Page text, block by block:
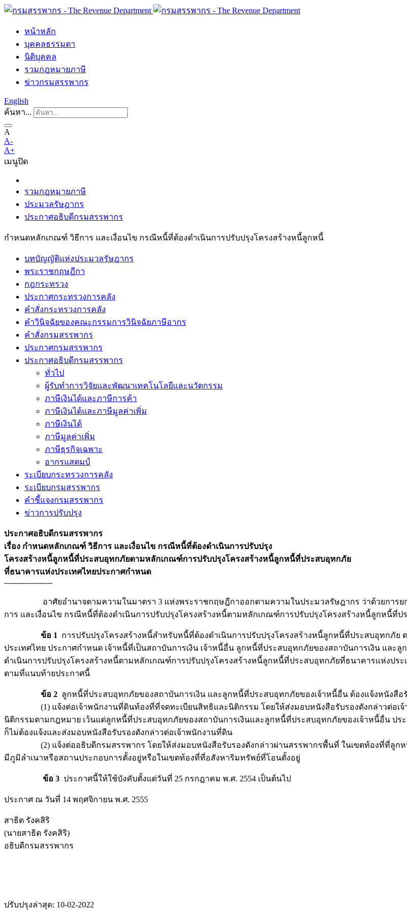
หน้าหลัก
บุคคลธรรมดา
นิติบุคคล
รวมกฎหมายภาษี
ข่าวกรมสรรพากร
English
ค้นหา...
A
A-
A+
เมนูปิด
รวมกฎหมายภาษี
ประมวลรัษฎากร
ประกาศอธิบดีกรมสรรพากร
กำหนดหลักเกณฑ์ วิธีการ และเงื่อนไข กรณีหนี้ที่ต้องดำเนินการปรับปรุงโครงสร้างหนี้ลูกหนี้
บทบัญญัติแห่งประมวลรัษฎากร
พระราชกฤษฎีกา
กฎกระทรวง
ประกาศกระทรวงการคลัง
คำสั่งกระทรวงการคลัง
คำวินิจฉัยของคณะกรรมการวินิจฉัยภาษีอากร
คำสั่งกรมสรรพากร
ประกาศกรมสรรพากร
ประกาศอธิบดีกรมสรรพากร
ทั่วไป
ผู้รับทำการวิจัยและพัฒนาเทคโนโลยีและนวัตกรรม
ภาษีเงินได้และภาษีการค้า
ภาษีเงินได้และภาษีมูลค่าเพิ่ม
ภาษีเงินได้
ภาษีมูลค่าเพิ่ม
ภาษีธุรกิจเฉพาะ
อากรแสตมป์
ระเบียบกระทรวงการคลัง
ระเบียบกรมสรรพากร
คำชี้แจงกรมสรรพากร
ข่าวการปรับปรุง
ประกาศอธิบดีกรมสรรพากร
เรื่อง กำหนดหลักเกณฑ์ วิธีการ และเงื่อนไข กรณีหนี้ที่ต้องดำเนินการปรับปรุง
โครงสร้างหนี้ลูกหนี้ที่ประสบอุทกภัยตามหลักเกณฑ์การปรับปรุงโครงสร้างหนี้ลูกหนี้ที่ประสบอุทกภัย
ที่ธนาคารแห่งประเทศไทยประกาศกำหนด
-------------------
อาศัยอำนาจตามความในมาตรา 3 แห่งพระราชกฤษฎีกาออกตามความในประมวลรัษฎากร ว่าด้วยการยกเ
การ และเงื่อนไข กรณีหนี้ที่ต้องดำเนินการปรับปรุงโครงสร้างหนี้ตามหลักเกณฑ์การปรับปรุงโครงสร้างหนี้ลูกหนี้ที่
ข้อ 1
การปรับปรุงโครงสร้างหนี้สำหรับหนี้ที่ต้องดำเนินการปรับปรุงโครงสร้างหนี้ลูกหนี้ที่ประสบอุทกภั
ประเทศไทย ประกาศกำหนด เจ้าหนี้ที่เป็นสถาบันการเงิน เจ้าหนี้อื่น ลูกหนี้ที่ประสบอุทกภัยของสถาบันการเงิน แล
ดำเนินการปรับปรุงโครงสร้างหนี้ตามหลักเกณฑ์การปรับปรุงโครงสร้างหนี้ลูกหนี้ที่ประสบอุทกภัยที่ธนาคารแห่งปร
ตามที่แนบท้ายประกาศนี้
ข้อ 2 ลูกหนี้ที่ประสบอุทกภัยของสถาบันการเงิน และลูกหนี้ที่ประสบอุทกภัยของเจ้าหนี้อื่น ต้องแจ้งหนังสือ
(1) แจ้งต่อเจ้าพนักงานที่ดินท้องที่ที่จดทะเบียนสิทธิและนิติกรรม โดยให้ส่งมอบหนังสือรับรองดังกล่าวต่อเจ้
นิติกรรมตามกฎหมาย เว้นแต่ลูกหนี้ที่ประสบอุทกภัยของสถาบันการเงินและลูกหนี้ที่ประสบอุทกภัยของเจ้าหนี้อื่น ป
ก็ไม่ต้องแจ้งและส่งมอบหนังสือรับรองดังกล่าวต่อเจ้าพนักงานที่ดิน
(2) แจ้งต่ออธิบดีกรมสรรพากร โดยให้ส่งมอบหนังสือรับรองดังกล่าวผ่านสรรพากรพื้นที่ ในเขตท้องที่ที่ลูกห
มีภูมิลำเนาหรือสถานประกอบการตั้งอยู่หรือในเขตท้องที่ที่อสังหาริมทรัพย์ที่โอนตั้งอยู่
ข้อ 3 ประกาศนี้ให้ใช้บังคับตั้งแต่วันที่ 25 กรกฎาคม พ.ศ. 2554 เป็นต้นไป
ประกาศ ณ วันที่ 14 พฤศจิกายน พ.ศ. 2555
สาธิต รังคสิริ
(นายสาธิต รังคสิริ)
อธิบดีกรมสรรพากร
ปรับปรุงล่าสุด: 10-02-2022